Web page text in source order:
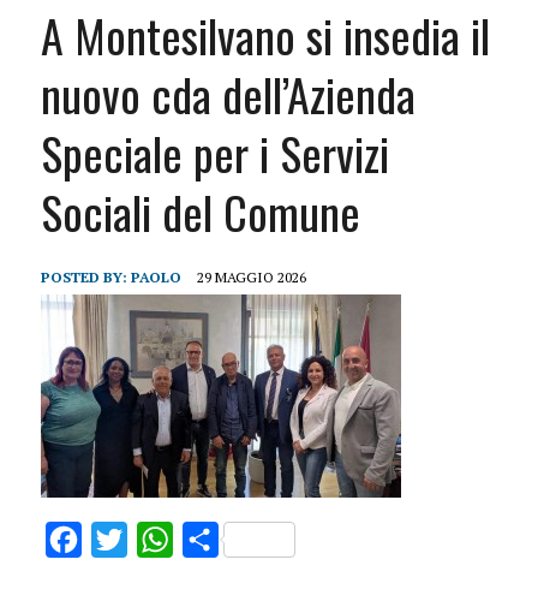
A Montesilvano si insedia il
nuovo cda dell’Azienda
Speciale per i Servizi
Sociali del Comune
POSTED BY: PAOLO 29 MAGGIO 2026
FacebookTwitterWhatsApp
Share